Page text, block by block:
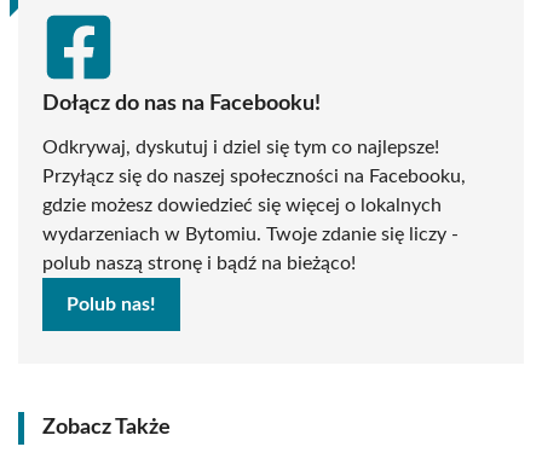
Dołącz do nas na Facebooku!
Odkrywaj, dyskutuj i dziel się tym co najlepsze!
Przyłącz się do naszej społeczności na Facebooku,
gdzie możesz dowiedzieć się więcej o lokalnych
wydarzeniach w Bytomiu. Twoje zdanie się liczy -
polub naszą stronę i bądź na bieżąco!
Polub nas!
Zobacz Także